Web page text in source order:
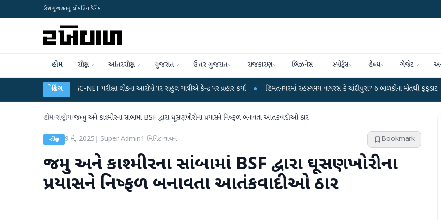
ઉત્તર ગુજરાતનું લોકપ્રિય દૈનિક
હોમ રાષ્ટ્રીય આંતરરાષ્ટ્રીય ગુજરાત ઉત્તર ગુજરાત રાજકારણ બિઝનેસ સ્પોર્ટ્સ હેલ્થ ગેજેટ
બ્રેકિંગ
UGC-NET પરીક્ષા લીકના આરોપો પર રાહુલ ગાંધીએ કેન્દ્ર પર પ્રહાર કર્યા ● હિંમતનગરમાં રહસ્યમય વાયરસ કે ચાંદીપુરા? 6 બાળકોના મોતથી ફફડાટ ● હવામાન
હોમ/રાષ્ટ્રીય/જમ્મુ અને કાશ્મીરના સાંબામાં BSF દ્વારા ઘૂસણખોરીના પ્રયાસને નિષ્ફળ બનાવતા આતંકવાદીઓ ઠાર
રાષ્ટ્રીય 9 મે, 2025 Super Admin1 મિનિટ વાંચન Bookmark
જમ્મુ અને કાશ્મીરના સાંબામાં BSF દ્વારા ઘૂસણખોરીના
પ્રયાસને નિષ્ફળ બનાવતા આતંકવાદીઓ ઠાર